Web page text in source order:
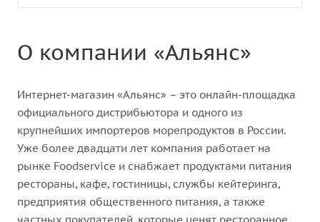
О компании «Альянс»
Интернет-магазин «Альянс» – это онлайн-площадка
официального дистрибьютора и одного из
крупнейших импортеров морепродуктов в России.
Уже более двадцати лет компания работает на
рынке Foodservice и снабжает продуктами питания
рестораны, кафе, гостиницы, службы кейтеринга,
предприятия общественного питания, а также